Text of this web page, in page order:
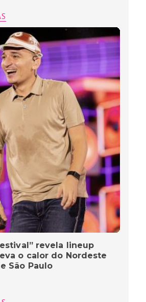
revela lineup
o calor do Nordeste
São Paulo